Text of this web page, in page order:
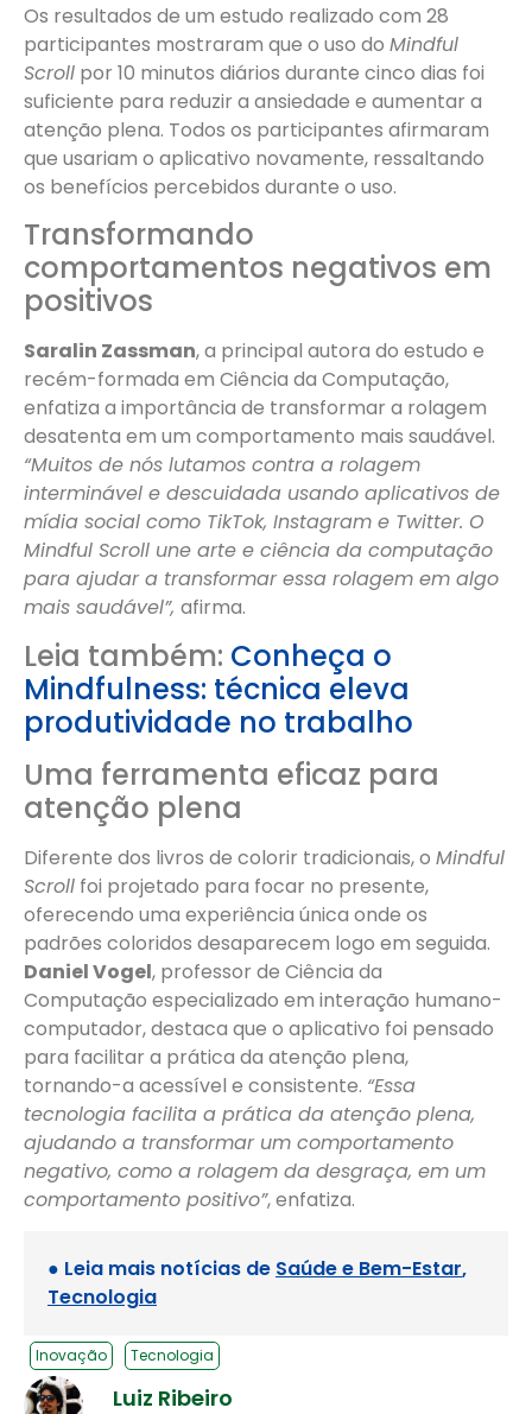
Os resultados de um estudo realizado com 28
participantes mostraram que o uso do Mindful
Scroll por 10 minutos diários durante cinco dias foi
suficiente para reduzir a ansiedade e aumentar a
atenção plena. Todos os participantes afirmaram
que usariam o aplicativo novamente, ressaltando
os benefícios percebidos durante o uso.
Transformando
comportamentos negativos em
positivos
Saralin Zassman, a principal autora do estudo e
recém-formada em Ciência da Computação,
enfatiza a importância de transformar a rolagem
desatenta em um comportamento mais saudável.
“Muitos de nós lutamos contra a rolagem
interminável e descuidada usando aplicativos de
mídia social como TikTok, Instagram e Twitter. O
Mindful Scroll une arte e ciência da computação
para ajudar a transformar essa rolagem em algo
mais saudável”, afirma.
Leia também: Conheça o
Mindfulness: técnica eleva
produtividade no trabalho
Uma ferramenta eficaz para
atenção plena
Diferente dos livros de colorir tradicionais, o Mindful
Scroll foi projetado para focar no presente,
oferecendo uma experiência única onde os
padrões coloridos desaparecem logo em seguida.
Daniel Vogel, professor de Ciência da
Computação especializado em interação humano-
computador, destaca que o aplicativo foi pensado
para facilitar a prática da atenção plena,
tornando-a acessível e consistente. “Essa
tecnologia facilita a prática da atenção plena,
ajudando a transformar um comportamento
negativo, como a rolagem da desgraça, em um
comportamento positivo”, enfatiza.
● Leia mais notícias de Saúde e Bem-Estar,
Tecnologia
Inovação Tecnologia
Luiz Ribeiro